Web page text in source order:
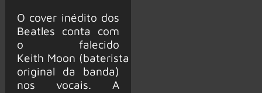
O cover inédito dos
Beatles conta com
o falecido
Keith Moon (baterista
original da banda)
nos vocais. A